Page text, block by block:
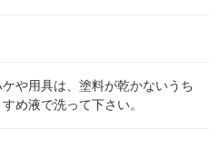
や用具は、塗料が乾かないうち
め液で洗って下さい。